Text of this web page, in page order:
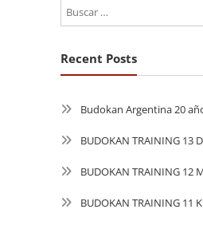
Recent Posts
Budokan Argentina 20
BUDOKAN TRAINING 13
BUDOKAN TRAINING 12
BUDOKAN TRAINING 11